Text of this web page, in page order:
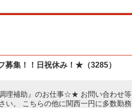
集！！日祝休み！★（3285）
理補助』のお仕事☆★ お問い合わせ等
い。 こちらの他に関西一円に多数勤務